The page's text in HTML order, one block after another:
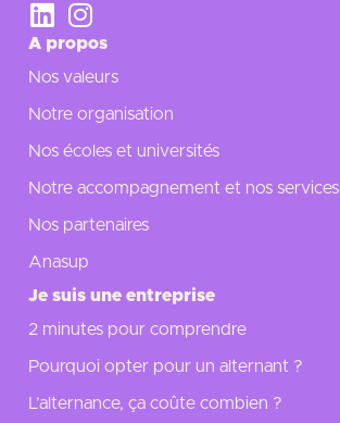
A propos
Nos valeurs
Notre organisation
Nos écoles et universités
Notre accompagnement et nos services
Nos partenaires
Anasup
Je suis une entreprise
2 minutes pour comprendre
Pourquoi opter pour un alternant ?
L’alternance, ça coûte combien ?